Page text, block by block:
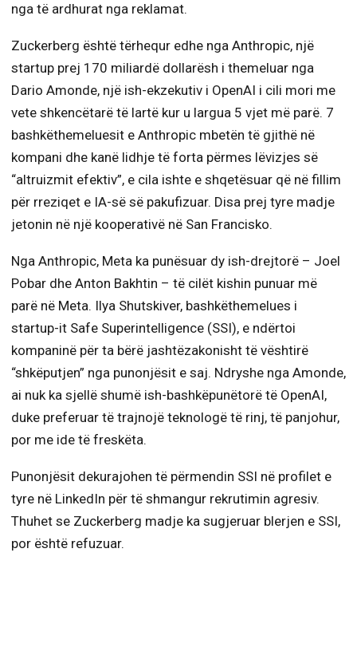
nga të ardhurat nga reklamat.
Zuckerberg është tërhequr edhe nga Anthropic, një
startup prej 170 miliardë dollarësh i themeluar nga
Dario Amonde, një ish-ekzekutiv i OpenAI i cili mori me
vete shkencëtarë të lartë kur u largua 5 vjet më parë. 7
bashkëthemeluesit e Anthropic mbetën të gjithë në
kompani dhe kanë lidhje të forta përmes lëvizjes së
“altruizmit efektiv”, e cila ishte e shqetësuar që në fillim
për rreziqet e IA-së së pakufizuar. Disa prej tyre madje
jetonin në një kooperativë në San Francisko.
Nga Anthropic, Meta ka punësuar dy ish-drejtorë – Joel
Pobar dhe Anton Bakhtin – të cilët kishin punuar më
parë në Meta. Ilya Shutskiver, bashkëthemelues i
startup-it Safe Superintelligence (SSI), e ndërtoi
kompaninë për ta bërë jashtëzakonisht të vështirë
“shkëputjen” nga punonjësit e saj. Ndryshe nga Amonde,
ai nuk ka sjellë shumë ish-bashkëpunëtorë të OpenAI,
duke preferuar të trajnojë teknologë të rinj, të panjohur,
por me ide të freskëta.
Punonjësit dekurajohen të përmendin SSI në profilet e
tyre në LinkedIn për të shmangur rekrutimin agresiv.
Thuhet se Zuckerberg madje ka sugjeruar blerjen e SSI,
por është refuzuar.